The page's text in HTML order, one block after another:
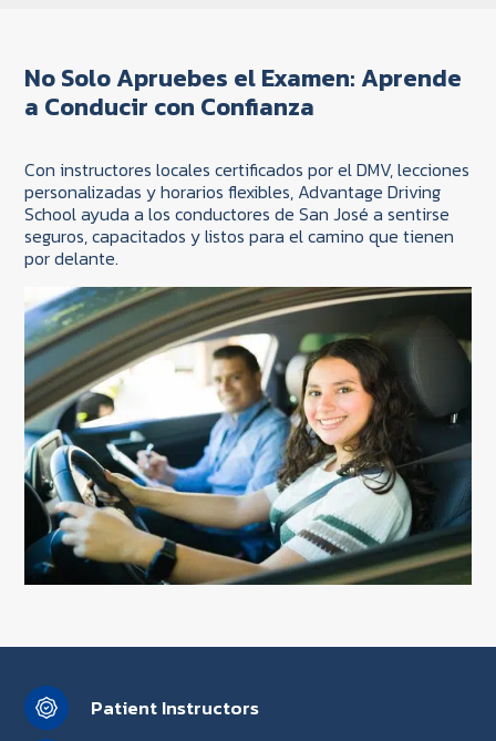
No Solo Apruebes el Examen: Aprende
a Conducir con Confianza
Con instructores locales certificados por el DMV, lecciones
personalizadas y horarios flexibles, Advantage Driving
School ayuda a los conductores de San José a sentirse
seguros, capacitados y listos para el camino que tienen
por delante.
Patient Instructors